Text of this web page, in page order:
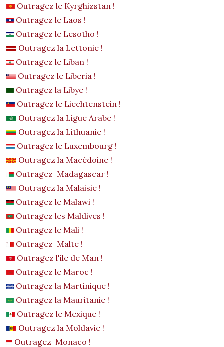
Outragez le Kyrghizstan !
Outragez le Laos !
Outragez le Lesotho !
Outragez la Lettonie !
Outragez le Liban !
Outragez le Liberia !
Outragez la Libye !
Outragez le Liechtenstein !
Outragez la Ligue Arabe !
Outragez la Lithuanie !
Outragez le Luxembourg !
Outragez la Macédoine !
Outragez Madagascar !
Outragez la Malaisie !
Outragez le Malawi !
Outragez les Maldives !
Outragez le Mali !
Outragez Malte !
Outragez l'ile de Man !
Outragez le Maroc !
Outragez la Martinique !
Outragez la Mauritanie !
Outragez le Mexique !
Outragez la Moldavie !
Outragez Monaco !